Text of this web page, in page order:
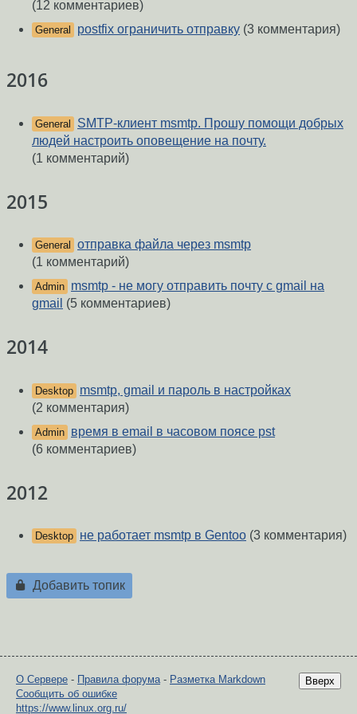
(12 комментариев)
General postfix ограничить отправку (3 комментария)
2016
General
SMTP-клиент msmtp. Прошу помощи добрых
людей настроить оповещение на почту.
(1 комментарий)
2015
General
отправка файла через msmtp
(1 комментарий)
Admin msmtp - не могу отправить почту с gmail на
gmail (5 комментариев)
2014
Desktop msmtp, gmail и пароль в настройках
(2 комментария)
Admin время в email в часовом поясе pst
(6 комментариев)
2012
Desktop не работает msmtp в Gentoo (3 комментария)
Добавить топик
Вверх
О Сервере - Правила форума - Разметка Markdown
Сообщить об ошибке
https://www.linux.org.ru/